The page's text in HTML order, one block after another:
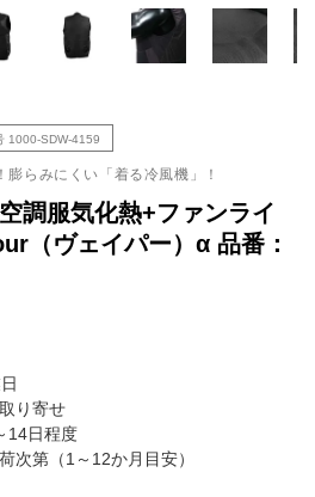
1000-SDW-4159
らみにくい「着る冷風機」！
調服気化熱+ファンライ
（ヴェイパー）α 品番：
り寄せ
14日程度
第（1～12か月目安）